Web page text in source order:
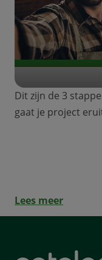
Dit zijn de 3
gaat je project
Lees meer